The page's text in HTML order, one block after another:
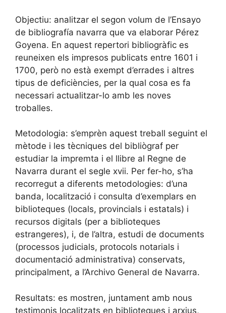
Objectiu: analitzar el segon volum de l’Ensayo
de bibliografía navarra que va elaborar Pérez
Goyena. En aquest repertori bibliogràfic es
reuneixen els impresos publicats entre 1601 i
1700, però no està exempt d’errades i altres
tipus de deficiències, per la qual cosa es fa
necessari actualitzar-lo amb les noves
troballes.
Metodologia: s’emprèn aquest treball seguint el
mètode i les tècniques del bibliògraf per
estudiar la impremta i el llibre al Regne de
Navarra durant el segle xvii. Per fer-ho, s’ha
recorregut a diferents metodologies: d’una
banda, localització i consulta d’exemplars en
biblioteques (locals, provincials i estatals) i
recursos digitals (per a biblioteques
estrangeres), i, de l’altra, estudi de documents
(processos judicials, protocols notarials i
documentació administrativa) conservats,
principalment, a l’Archivo General de Navarra.
Resultats: es mostren, juntament amb nous
testimonis localitzats en biblioteques i arxius,